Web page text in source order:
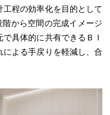
程の効率化を目的として
から空間の完成イメージ
具体的に共有できるＢＩ
よる手戻りを軽減し、合